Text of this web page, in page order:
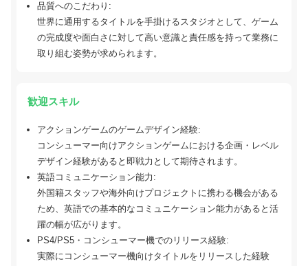
品質へのこだわり:
世界に通用するタイトルを手掛けるスタジオとして、ゲーム
の完成度や面白さに対して高い意識と責任感を持って業務に
取り組む姿勢が求められます。
歓迎スキル
アクションゲームのゲームデザイン経験:
コンシューマー向けアクションゲームにおける企画・レベル
デザイン経験があると即戦力として期待されます。
英語コミュニケーション能力:
外国籍スタッフや海外向けプロジェクトに携わる機会がある
ため、英語での基本的なコミュニケーション能力があると活
躍の幅が広がります。
PS4/PS5・コンシューマー機でのリリース経験:
実際にコンシューマー機向けタイトルをリリースした経験